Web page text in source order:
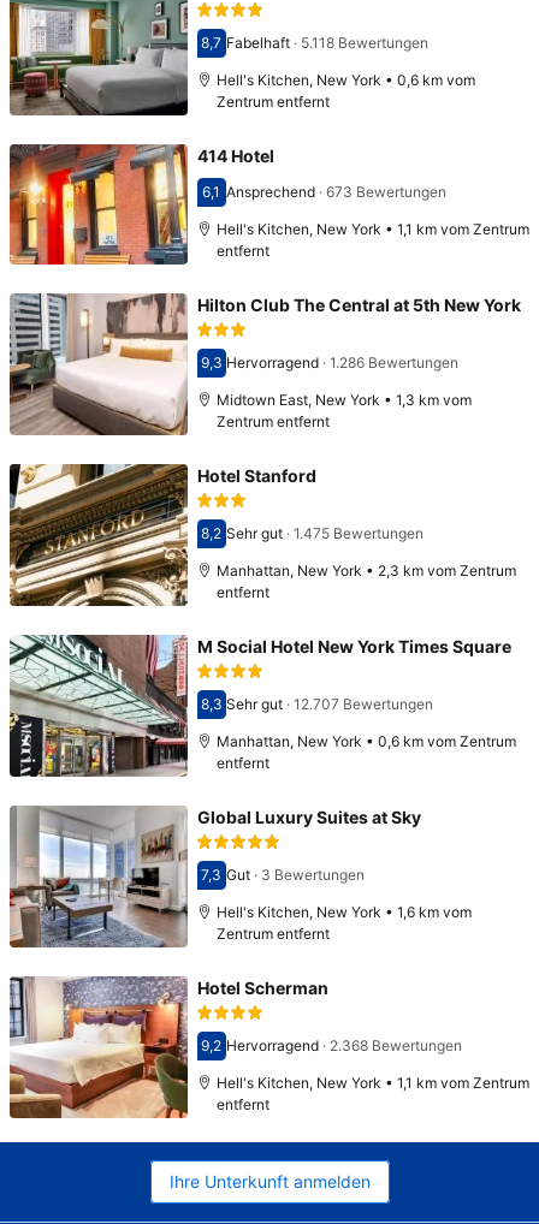
Bewertet mit 8,7
8,7 Fabelhaft· 5.118 Bewertungen
Hell's Kitchen, New York • 0,6 km vom
Zentrum entfernt
414 Hotel
Bewertet mit 6,1
6,1 Ansprechend· 673 Bewertungen
Hell's Kitchen, New York • 1,1 km vom Zentrum
entfernt
Hilton Club The Central at 5th New York
Bewertet mit 9,3
9,3 Hervorragend· 1.286 Bewertungen
Midtown East, New York • 1,3 km vom
Zentrum entfernt
Hotel Stanford
Bewertet mit 8,2
8,2 Sehr gut· 1.475 Bewertungen
Manhattan, New York • 2,3 km vom Zentrum
entfernt
M Social Hotel New York Times Square
Bewertet mit 8,3
8,3 Sehr gut· 12.707 Bewertungen
Manhattan, New York • 0,6 km vom Zentrum
entfernt
Global Luxury Suites at Sky
Bewertet mit 7,3
7,3 Gut· 3 Bewertungen
Hell's Kitchen, New York • 1,6 km vom
Zentrum entfernt
Hotel Scherman
Bewertet mit 9,2
9,2 Hervorragend· 2.368 Bewertungen
Hell's Kitchen, New York • 1,1 km vom Zentrum
entfernt
Ihre Unterkunft anmelden